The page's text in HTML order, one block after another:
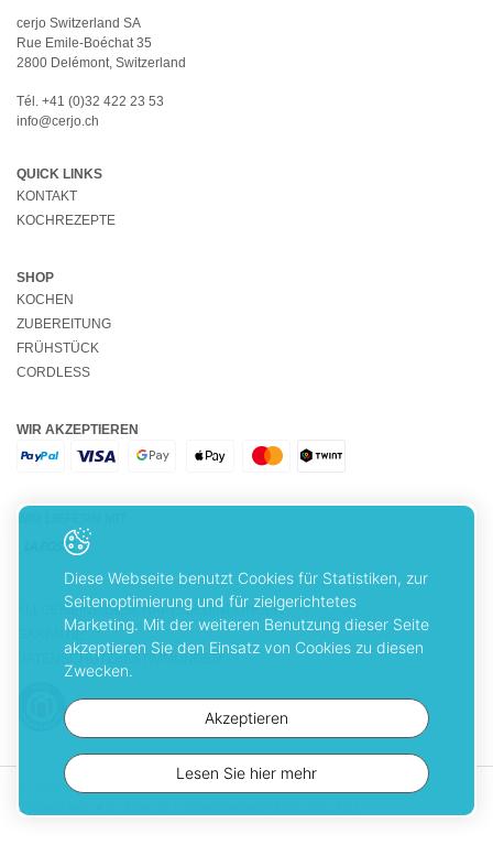
cerjo Switzerland SA
Rue Emile-Boéchat 35
2800 Delémont, Switzerland
Tél. +41 (0)32 422 23 53
info@cerjo.ch
QUICK LINKS
KONTAKT
KOCHREZEPTE
SHOP
KOCHEN
ZUBEREITUNG
FRÜHSTÜCK
CORDLESS
WIR AKZEPTIEREN
WIR LIEFERN MIT
ALLGEMEINE GESCHÄFTSBEDINGUNGEN
GARANTIE
DATENSCHUTZBESTIMMUNGEN
© 2026 Cuisinart. Alle Rechte vorbehalten
Created with
Diese Webseite benutzt Cookies für Statistiken, zur
Seitenoptimierung und für zielgerichtetes
Marketing. Mit der weiteren Benutzung dieser Seite
akzeptieren Sie den Einsatz von Cookies zu diesen
Zwecken.
Akzeptieren
Lesen Sie hier mehr